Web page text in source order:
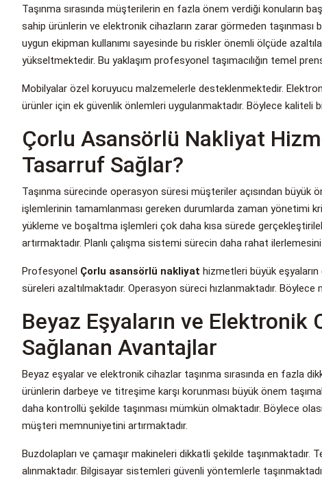
Taşınma sırasında müşterilerin en fazla önem verdiği konuların
sahip ürünlerin ve elektronik cihazların zarar görmeden
uygun ekipman kullanımı sayesinde bu riskler önemli ölçüde
yükseltmektedir. Bu yaklaşım profesyonel taşımacılığın temel
Mobilyalar özel koruyucu malzemelerle desteklenmektedir.
ürünler için ek güvenlik önlemleri uygulanmaktadır. Böylece kaliteli
Çorlu Asansörlü Nakliyat
Tasarruf Sağlar?
Taşınma sürecinde operasyon süresi müşteriler açısından büyük
işlemlerinin tamamlanması gereken durumlarda zaman yönetimi
yükleme ve boşaltma işlemleri çok daha kısa sürede
artırmaktadır. Planlı çalışma sistemi sürecin daha rahat
Profesyonel Çorlu asansörlü nakliyat hizmetleri büyük
süreleri azaltılmaktadır. Operasyon süreci hızlanmaktadır.
Beyaz Eşyaların ve Elektronik
Sağlanan Avantajlar
Beyaz eşyalar ve elektronik cihazlar taşınma sırasında en fazla
ürünlerin darbeye ve titreşime karşı korunması büyük önem
daha kontrollü şekilde taşınması mümkün olmaktadır. Böylece
müşteri memnuniyetini artırmaktadır.
Buzdolapları ve çamaşır makineleri dikkatli şekilde
alınmaktadır. Bilgisayar sistemleri güvenli yöntemlerle